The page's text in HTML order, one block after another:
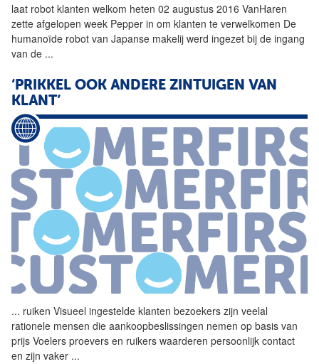
laat robot klanten welkom heten 02 augustus 2016 VanHaren
zette afgelopen week Pepper in om klanten te verwelkomen De
humanoïde robot van Japanse makelij werd ingezet bij de ingang
van de ...
‘PRIKKEL OOK ANDERE ZINTUIGEN VAN
KLANT’
... ruiken Visueel ingestelde klanten bezoekers zijn veelal
rationele mensen die aankoopbeslissingen nemen op basis van
prijs Voelers proevers en ruikers waarderen persoonlijk contact
en zijn vaker ...